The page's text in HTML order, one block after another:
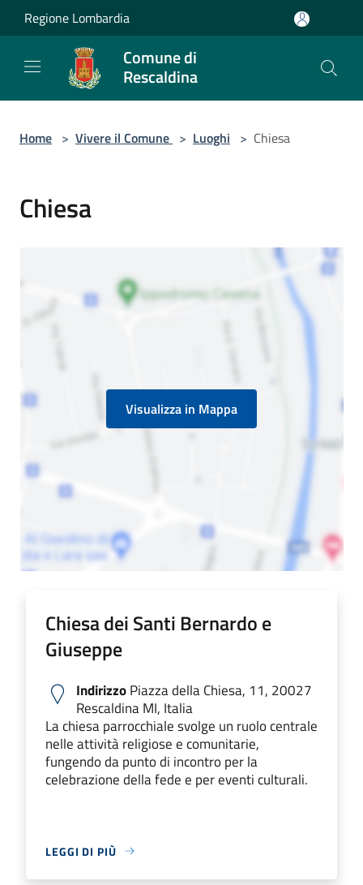
Salta al contenuto principale
Regione Lombardia
Comune di
Rescaldina
Home > Vivere il Comune > Luoghi > Chiesa
Chiesa
Visualizza in Mappa
Chiesa dei Santi Bernardo e
Giuseppe
IndirizzoPiazza della Chiesa, 11, 20027
Rescaldina MI, Italia
La chiesa parrocchiale svolge un ruolo centrale
nelle attività religiose e comunitarie,
fungendo da punto di incontro per la
celebrazione della fede e per eventi culturali.
LEGGI DI PIÙ